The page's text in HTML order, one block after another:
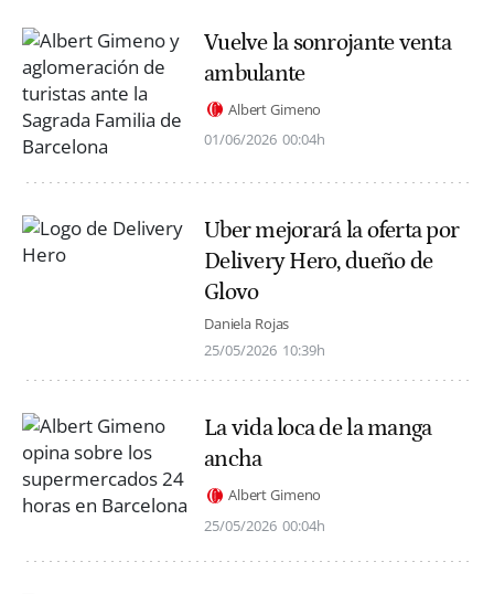
Vuelve la sonrojante venta
ambulante
Albert Gimeno
01/06/2026 00:04h
Uber mejorará la oferta por
Delivery Hero, dueño de
Glovo
Daniela Rojas
25/05/2026 10:39h
La vida loca de la manga
ancha
Albert Gimeno
25/05/2026 00:04h